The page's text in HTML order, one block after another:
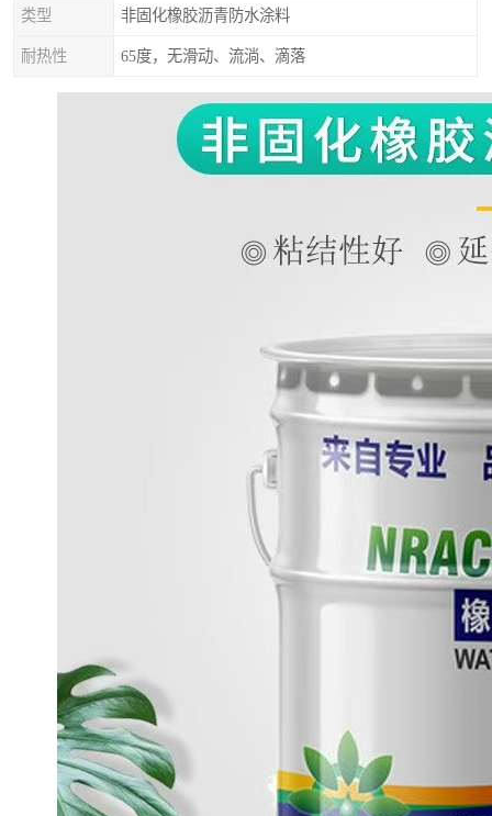
类型 非固化橡胶沥青防水涂料
耐热性 65度，无滑动、流淌、滴落